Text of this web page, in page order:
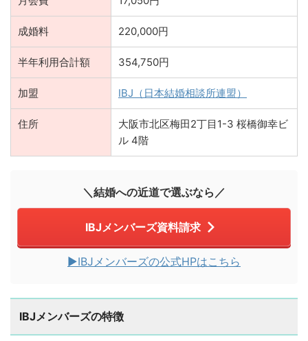
成婚料 220,000円
半年利用合計額 354,750円
加盟 IBJ（日本結婚相談所連盟）
住所
大阪市北区梅田2丁目1-3 桜橋御幸ビ
ル 4階
＼結婚への近道で選ぶなら／
IBJメンバーズ資料請求
▶︎IBJメンバーズの公式HPはこちら
IBJメンバーズの特徴